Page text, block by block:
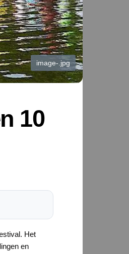
image-.jpg
10
Het
en